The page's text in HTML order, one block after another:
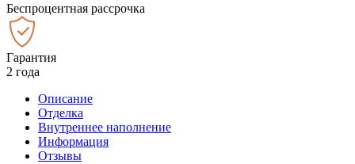
Беспроцентная рассрочка
Гарантия
2 года
Описание
Отделка
Внутреннее наполнение
Информация
Отзывы